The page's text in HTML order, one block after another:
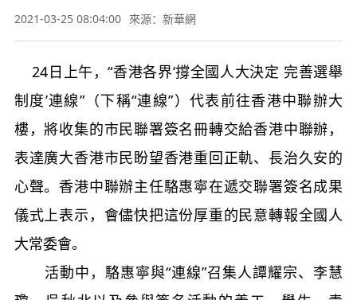
2021-03-25 08:04:00 來源：新華網
24日上午，“香港各界‘撐全國人大決定 完善選舉
制度’連線”（下稱“連線”）代表前往香港中聯辦大
樓，將收集的市民聯署簽名冊轉交給香港中聯辦，
表達廣大香港市民盼望香港重回正軌、長治久安的
心聲。香港中聯辦主任駱惠寧在遞交聯署簽名成果
儀式上表示，會儘快把這份厚重的民意轉報全國人
大常委會。
活動中，駱惠寧與“連線”召集人譚耀宗、李慧